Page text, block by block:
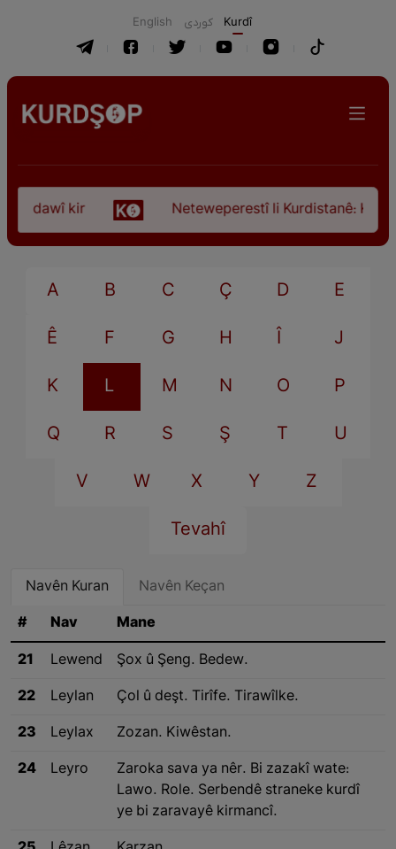
English كوردی Kurdî
dawî kir Neteweperestî li Kurdistanê:
A B C Ç D E
Ê F G H Î J
K L M N O P
Q R S Ş T U
V W X Y Z
Tevahî
Navên Kuran Navên Keçan
# Nav Mane
21 Lewend Şox û Şeng. Bedew.
22 Leylan Çol û deşt. Tirîfe. Tirawîlke.
23 Leylax Zozan. Kiwêstan.
24 Leyro
Zaroka sava ya nêr. Bi zazakî wate:
Lawo. Role. Serbendê straneke kurdî
ye bi zaravayê kirmancî.